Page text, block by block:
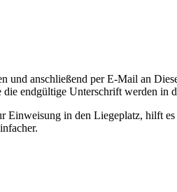
und anschließend per E-Mail an
endgültige Unterschrift werden in
in den Liegeplatz, hilft